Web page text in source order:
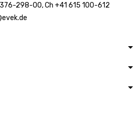
298-00, Ch +41 615 100-612